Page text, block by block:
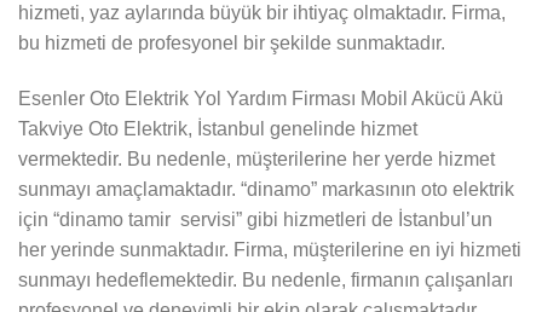
hizmeti, yaz aylarında büyük bir ihtiyaç olmaktadır. Firma,
bu hizmeti de profesyonel bir şekilde sunmaktadır.
Esenler Oto Elektrik Yol Yardım Firması Mobil Akücü Akü
Takviye Oto Elektrik, İstanbul genelinde hizmet
vermektedir. Bu nedenle, müşterilerine her yerde hizmet
sunmayı amaçlamaktadır. “dinamo” markasının oto elektrik
için “dinamo tamir servisi” gibi hizmetleri de İstanbul’un
her yerinde sunmaktadır. Firma, müşterilerine en iyi hizmeti
sunmayı hedeflemektedir. Bu nedenle, firmanın çalışanları